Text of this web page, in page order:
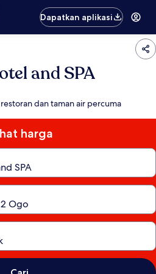
Dapatkan aplikasi
and SPA
dan taman air percuma
harga